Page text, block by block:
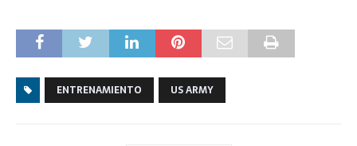
ENTRENAMIENTO US ARMY